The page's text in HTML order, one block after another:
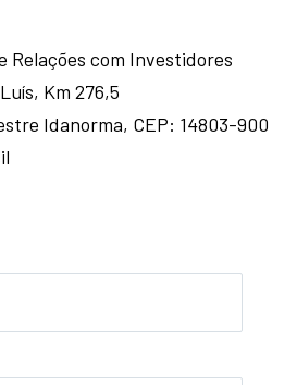
Relações com Investidores
Km 276,5
Idanorma, CEP: 14803-900